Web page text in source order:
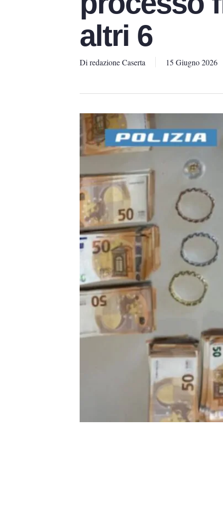
altri 6
Di redazione Caserta 15 Giugno 2026